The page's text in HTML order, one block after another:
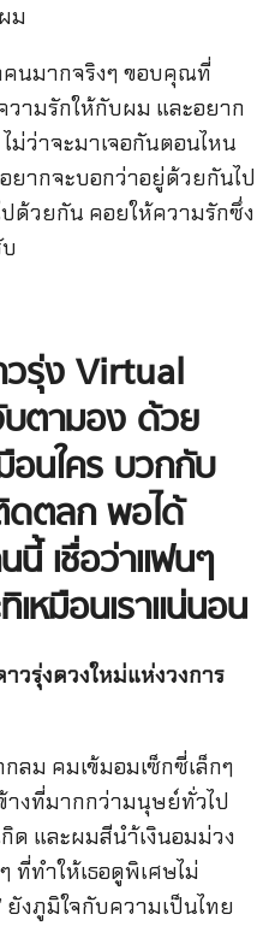
ม
นมากจริงๆ ขอบคุณที่
มรักให้กับผม และอยาก
ม่ว่าจะมาเจอกันตอนไหน
ยากจะบอกว่าอยู่ด้วยกันไป
ปด้วยกัน คอยให้ความรักซึ่ง
รุ่งVirtual
ตามอง ด้วย
อนใคร บวกกับ
ดตลกพอได้
นี้ เชื่อว่าแฟนๆ
เหมือนเราแน่นอน
าวรุ่งดวงใหม่แห่งวงการ
ลม คมเข้มอมเซ็กซี่เล็กๆ
างที่มากกว่ามนุษย์ทั่วไป
ด และผมสีนำ้เงินอมม่วง
ทำให้เธอดูพิเศษไม่
ยังภูมิใจกับความเป็นไทย